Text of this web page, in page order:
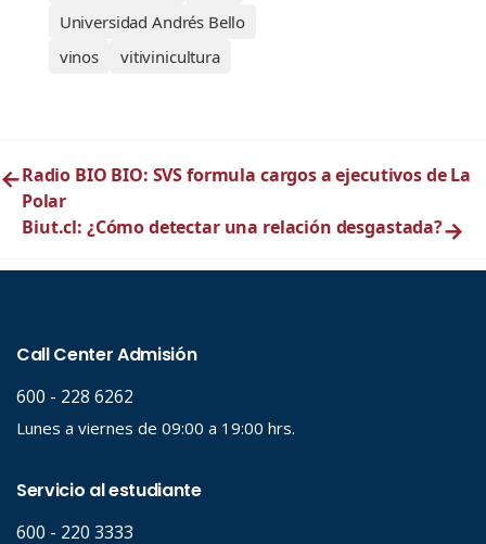
Universidad Andrés Bello
vinos
vitivinicultura
←Radio BIO BIO: SVS formula cargos a ejecutivos de La
Polar
Biut.cl: ¿Cómo detectar una relación desgastada?→